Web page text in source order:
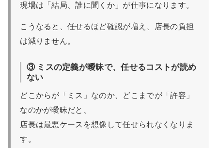
現場は「結局、誰に聞くか」が仕事になります。
こうなると、任せるほど確認が増え、店長の負担
は減りません。
③ ミスの定義が曖昧で、任せるコストが読め
ない
どこからが「ミス」なのか、どこまでが「許容」
なのかが曖昧だと、
店長は最悪ケースを想像して任せられなくなりま
す。